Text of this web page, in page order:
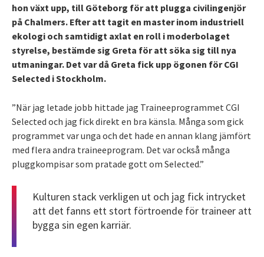
hon växt upp, till Göteborg för att plugga civilingenjör
på Chalmers. Efter att tagit en master inom industriell
ekologi och samtidigt axlat en roll i moderbolaget
styrelse, bestämde sig Greta för att söka sig till nya
utmaningar. Det var då Greta fick upp ögonen för CGI
Selected i Stockholm.
”När jag letade jobb hittade jag Traineeprogrammet CGI
Selected och jag fick direkt en bra känsla. Många som gick
programmet var unga och det hade en annan klang jämfört
med flera andra traineeprogram. Det var också många
pluggkompisar som pratade gott om Selected.”
Kulturen stack verkligen ut och jag fick intrycket
att det fanns ett stort förtroende för traineer att
bygga sin egen karriär.